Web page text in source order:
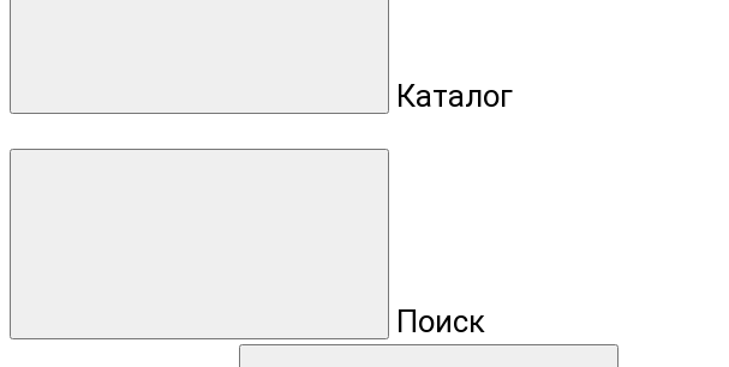
Каталог
Поиск